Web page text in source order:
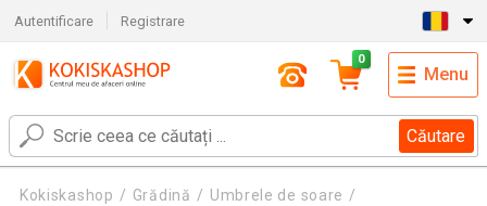
Autentificare Registrare
Căutare
0
Menu
Kokiskashop Grădină
Umbrele de soare